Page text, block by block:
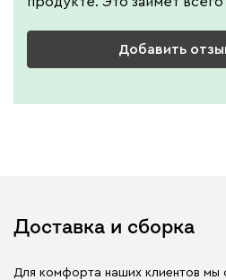
Добавить
Доставка и сборка
Для комфорта наших клиентов мы